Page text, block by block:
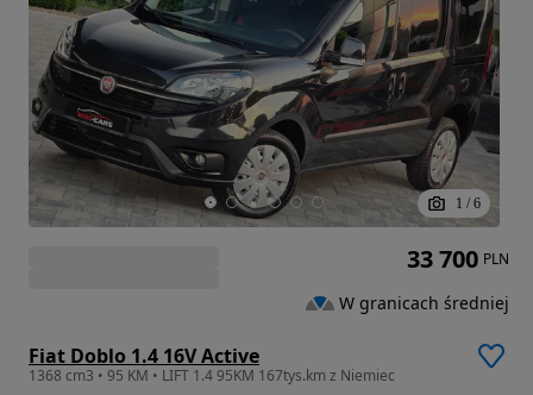
1 / 6
Fiat Doblo 1.4 16V Active
1368 cm3 • 95 KM • LIFT 1.4 95KM 167tys.km z Niemiec
33 700 PLN
W granicach średniej